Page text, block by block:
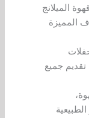
الميلانج
المميزة
في تقديم جميع